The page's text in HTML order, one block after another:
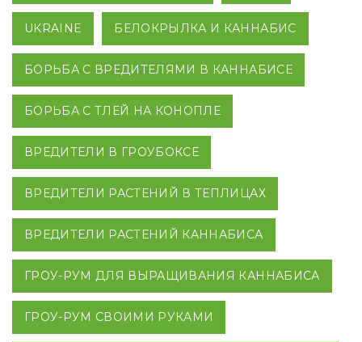
UKRAINE БЕЛОКРЫЛКА И КАННАБИС
БОРЬБА С ВРЕДИТЕЛЯМИ В КАННАБИСЕ
БОРЬБА С ТЛЕЙ НА КОНОПЛЕ
ВРЕДИТЕЛИ В ГРОУБОКСЕ
ВРЕДИТЕЛИ РАСТЕНИЙ В ТЕПЛИЦАХ
ВРЕДИТЕЛИ РАСТЕНИЙ КАННАБИСА
ГРОУ-РУМ ДЛЯ ВЫРАЩИВАНИЯ КАННАБИСА
ГРОУ-РУМ СВОИМИ РУКАМИ